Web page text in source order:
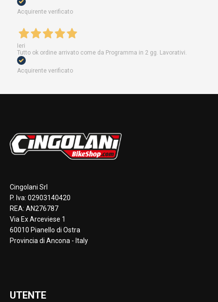
Acquirente verificato
Ieri
Tutto ok ordine arrivato come da Programma in 2 gg. Lavorativi.
Acquirente verificato
Cingolani Srl
P. Iva: 02903140420
REA: AN276787
Via Ex Arceviese 1
60010 Pianello di Ostra
Provincia di Ancona - Italy
UTENTE